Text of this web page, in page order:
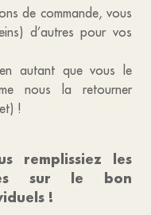
de commande, vous
d’autres pour vos
autant que vous le
nous la retourner
!
remplissiez les
sur le bon
!